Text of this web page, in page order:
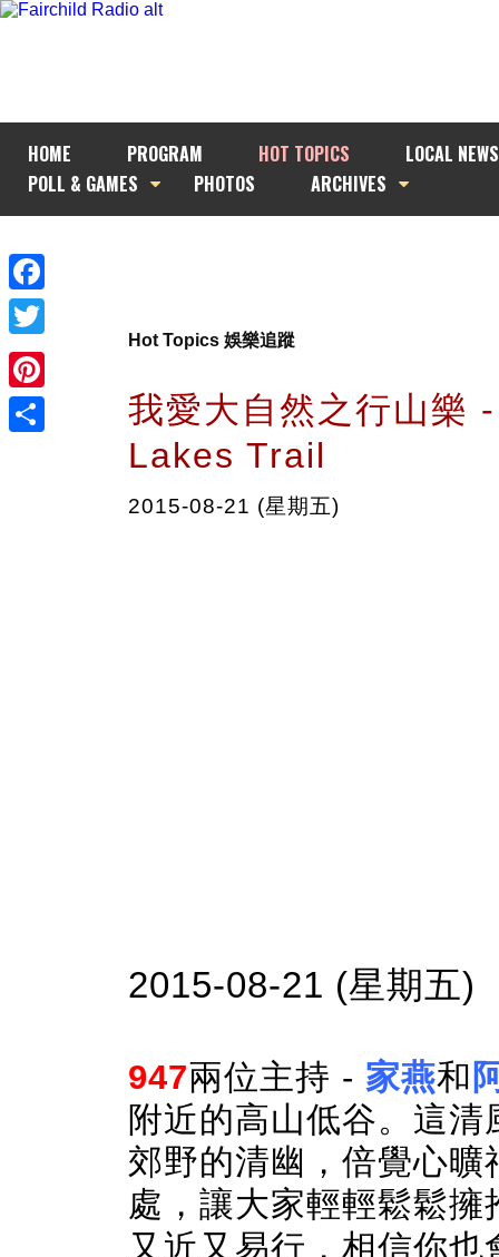
HOME PROGRAM HOT TOPICS
LOCAL NEWS
POLL & GAMES
PHOTOS ARCHIVES
Facebook
Twitter
Pinterest
Hot Topics 娛樂追蹤
我愛大自然之行山樂
Lakes Trail
2015-08-21 (星期五)
2015-08-21 (星期五)
947兩位主持 - 家燕和
附近的高山低谷。這
郊野的清幽，倍覺心
處，讓大家輕輕鬆鬆擁
又近又易行，相信你也